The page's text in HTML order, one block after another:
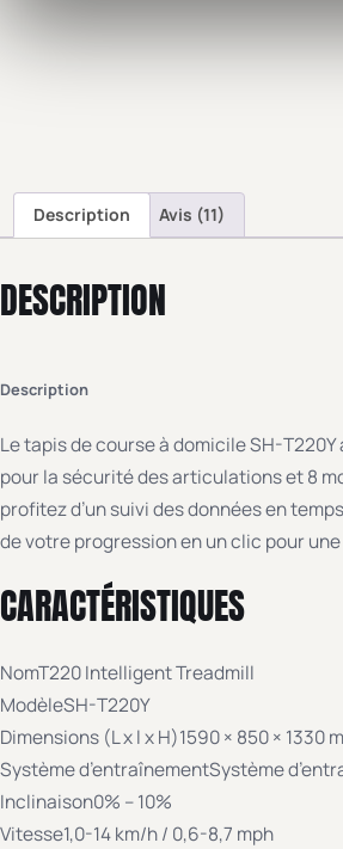
Description Avis (11)
DESCRIPTION
Description
Le tapis de course à domicile SH-
pour la sécurité des articulations et 8
profitez d’un suivi des données en
de votre progression en un clic pour
CARACTÉRISTIQUES
NomT220 Intelligent Treadmill
ModèleSH-T220Y
Dimensions (L x l x H)1590 × 850 × 1330
Système d’entraînementSystème
Inclinaison0% – 10%
Vitesse1,0-14 km/h / 0,6-8,7 mph